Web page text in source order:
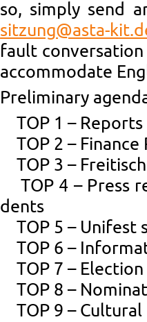
so, sim­ply send
sitzung@​asta-​
fault
ac­com­mo­da­te
Preli­mi­na­ry
TOP 1 – Re­ports
TOP 2 – Fi­nan­ce
TOP 3 –
TOP 4 – Press
dents
TOP 5 – Uni­fest
TOP 6 –
TOP 7 –
TOP 8 –
TOP 9 – Cul­tu­ral